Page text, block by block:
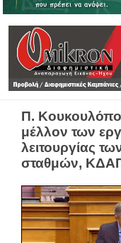
Π.
μέλλον των
λειτουργίας
σταθμών,